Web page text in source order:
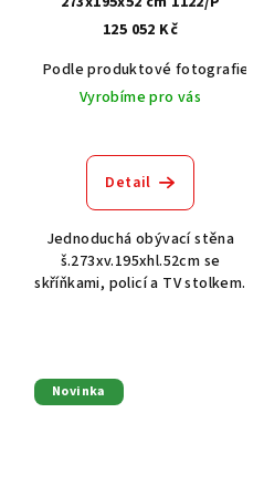
Akát vintage BT1551
Dub světlý
125 052 Kč
Podle produktové fotografie
Vyrobíme pro vás
Detail
Jednoduchá obývací stěna
š.273xv.195xhl.52cm se
skříňkami, policí a TV stolkem.
Novinka